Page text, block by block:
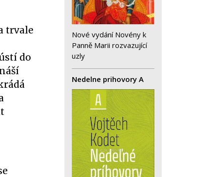
trvale
do
Nové vydání Novény k
Panně Marii rozvazující
uzly
Nedelne prihovory A